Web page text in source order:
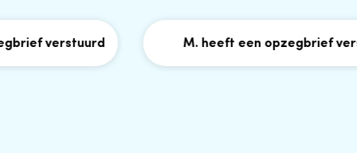
verstuurd M. heeft een opzegbrief